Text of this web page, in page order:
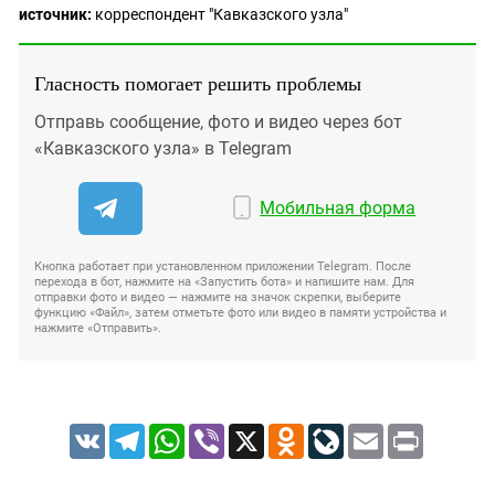
источник: корреспондент "Кавказского узла"
Гласность помогает решить проблемы
Отправь сообщение, фото и видео через бот
«Кавказского узла» в Telegram
Мобильная форма
Кнопка работает при установленном приложении Telegram. После
перехода в бот, нажмите на «Запустить бота» и напишите нам. Для
отправки фото и видео — нажмите на значок скрепки, выберите
функцию «Файл», затем отметьте фото или видео в памяти устройства и
нажмите «Отправить».
VK TelegramWhatsApp
Viber X Odnoklassniki
LiveJournal
Email Print